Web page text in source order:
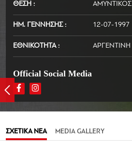
ΘΕΣΗ ΑΜΥΝΤΙΚΟΣ
ΗΜ. ΓΕΝΝΗΣΗΣ 12-07-1997
ΕΘΝΙΚΟΤΗΤΑ ΑΡΓΕΝΤΙΝΗ
Official Social Media
ΣΧΕΤΙΚΑ ΝΕΑ MEDIA GALLERY